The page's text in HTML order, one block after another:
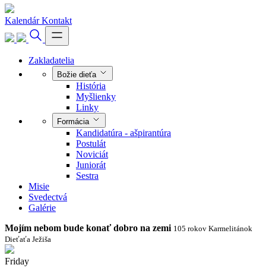
KalendárKontakt
Zakladatelia
Božie dieťa
História
Myšlienky
Linky
Formácia
Kandidatúra - ašpirantúra
Postulát
Noviciát
Juniorát
Sestra
Misie
Svedectvá
Galérie
Mojím nebom bude konať dobro na zemi 105 rokov Karmelitánok
Dieťaťa Ježiša
Friday